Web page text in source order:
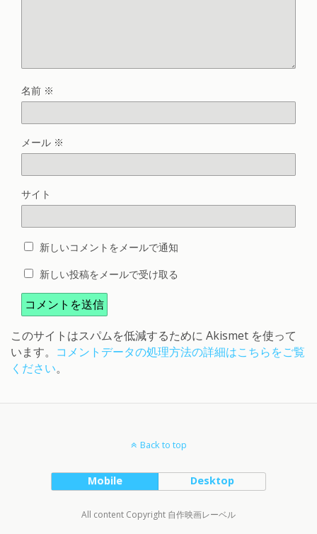
名前 ※
メール ※
サイト
新しいコメントをメールで通知
新しい投稿をメールで受け取る
このサイトはスパムを低減するために Akismet を使って
います。 コメントデータの処理方法の詳細はこちらをご覧
ください。
Back to top
Mobile Desktop
All content Copyright 自作映画レーベル